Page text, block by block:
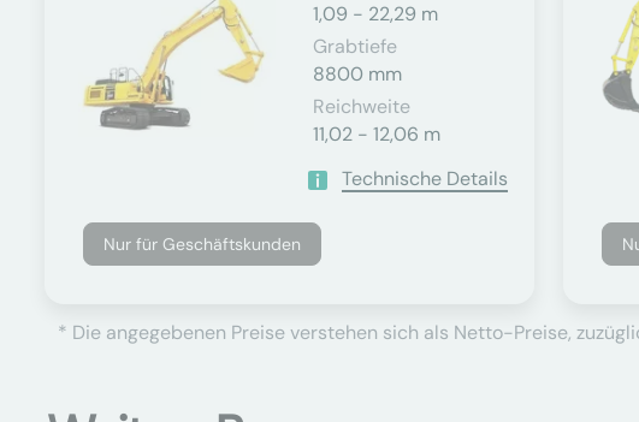
1,09 - 22,29 m
Grabtiefe
8800 mm
Reichweite
11,02 - 12,06 m
Technische Details
Nur für Geschäftskunden
* Die angegebenen Preise verstehen sich als Netto-Preise,